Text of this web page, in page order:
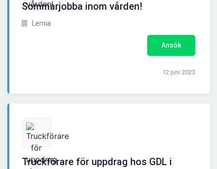
Sommarjobba inom vården!
Lernia
Ansök
12 juni 2023
Truckförare för uppdrag hos GDL i